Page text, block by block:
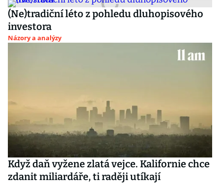
(Ne)tradiční léto z pohledu dluhopisového
investora
Názory a analýzy
Když daň vyžene zlatá vejce. Kalifornie chce
zdanit miliardáře, ti raději utíkají